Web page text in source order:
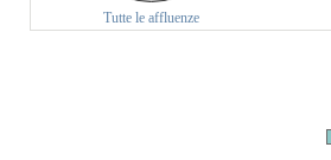
Tutte le affluenze